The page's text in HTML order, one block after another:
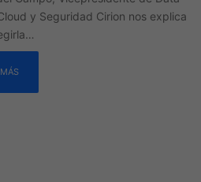
y Seguridad Cirion nos explica